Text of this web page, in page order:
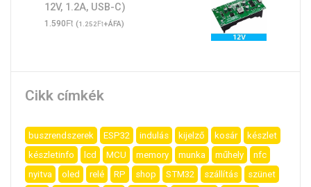
12V, 1.2A, USB-C)
1.590Ft (1.252Ft+ÁFA)
Cikk címkék
buszrendszerek ESP32 indulás kijelző kosár
készlet
készletinfo
lcd MCU memory munka műhely
nfc
nyitva
oled relé RP shop STM32 szállítás
szünet